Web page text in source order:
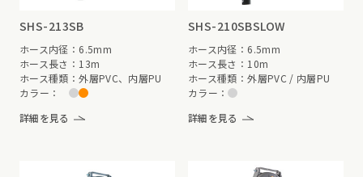
SHS-213SB
ホース内径：6.5mm
ホース長さ：13m
ホース種類：外層PVC、内層PU
カラー：
詳細を見る
SHS-210SBSLOW
ホース内径：6.5mm
ホース長さ：10m
ホース種類：外層PVC / 内層PU
カラー：
詳細を見る